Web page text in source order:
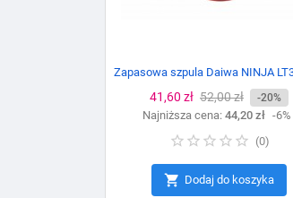
Zapasowa szpula Daiwa NINJA
Cena
41,60 zł Cena
podstawowa
52,00 zł -20%
Najniższa cena: 44,20 zł -6%
(0)
 Dodaj do koszyka